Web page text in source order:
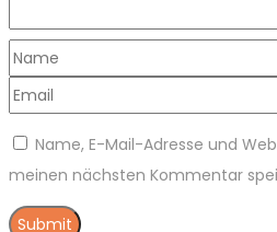
Name, E-Mail-Adresse und
meinen nächsten Kommentar